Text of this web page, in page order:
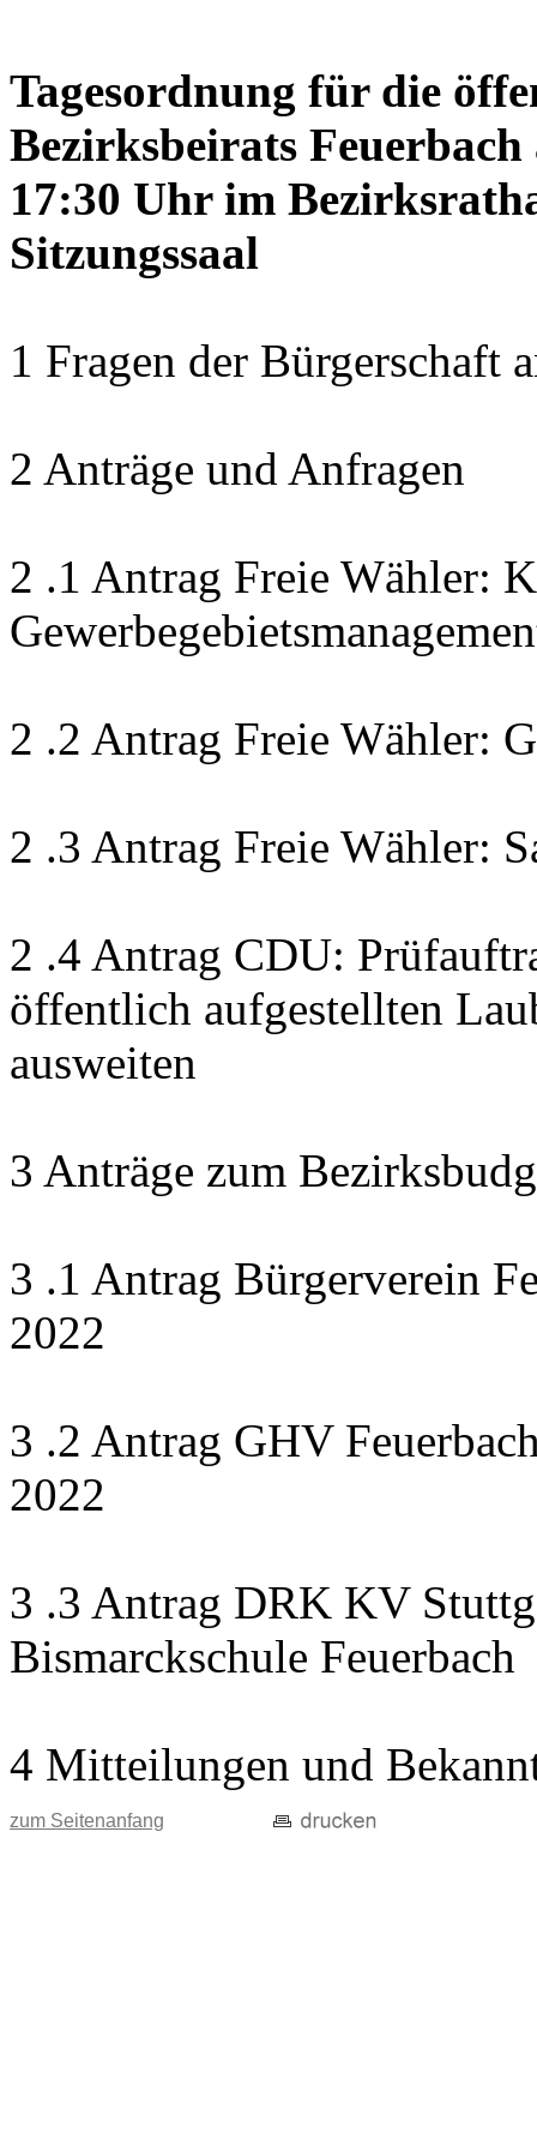
Tagesordnung für die
Bezirksbeirats
17:30 Uhr im
Sitzungssaal
1 Fragen der Bürgerschaft
2 Anträge und Anfragen
2 .1 Antrag Freie Wähler:
2 .2 Antrag Freie Wähler:
2 .3 Antrag Freie Wähler:
2 .4 Antrag CDU:
öffentlich aufgestellten
ausweiten
3 Anträge zum
3 .1 Antrag Bürgerverein
2022
3 .2 Antrag GHV
2022
3 .3 Antrag DRK KV
Bismarckschule Feuerbach
4 Mitteilungen und
zum Seitenanfang